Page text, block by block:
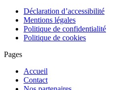
Déclaration d’accessibilité
Mentions légales
Politique de confidentialité
Politique de cookies
Pages
Accueil
Contact